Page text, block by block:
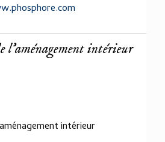
l'aménagement intérieur
intérieur